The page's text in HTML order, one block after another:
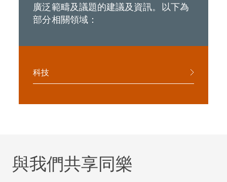
廣泛範疇及議題的建議及資訊。以下為
部分相關領域：
科技
與我們共享同樂